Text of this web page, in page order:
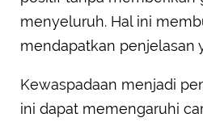
menyeluruh. Hal ini
mendapatkan penjelasan
Kewaspadaan menjadi
ini dapat memengaruhi